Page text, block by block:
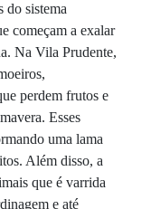
do sistema
começam a exalar
Na Vila Prudente,
perdem frutos e
Esses
uma lama
Além disso, a
que é varrida
e até